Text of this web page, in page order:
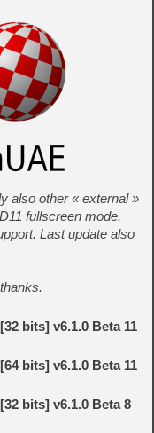
also other « external »
fullscreen mode.
Last update also
bits] v6.1.0 Beta 11
bits] v6.1.0 Beta 11
bits] v6.1.0 Beta 8